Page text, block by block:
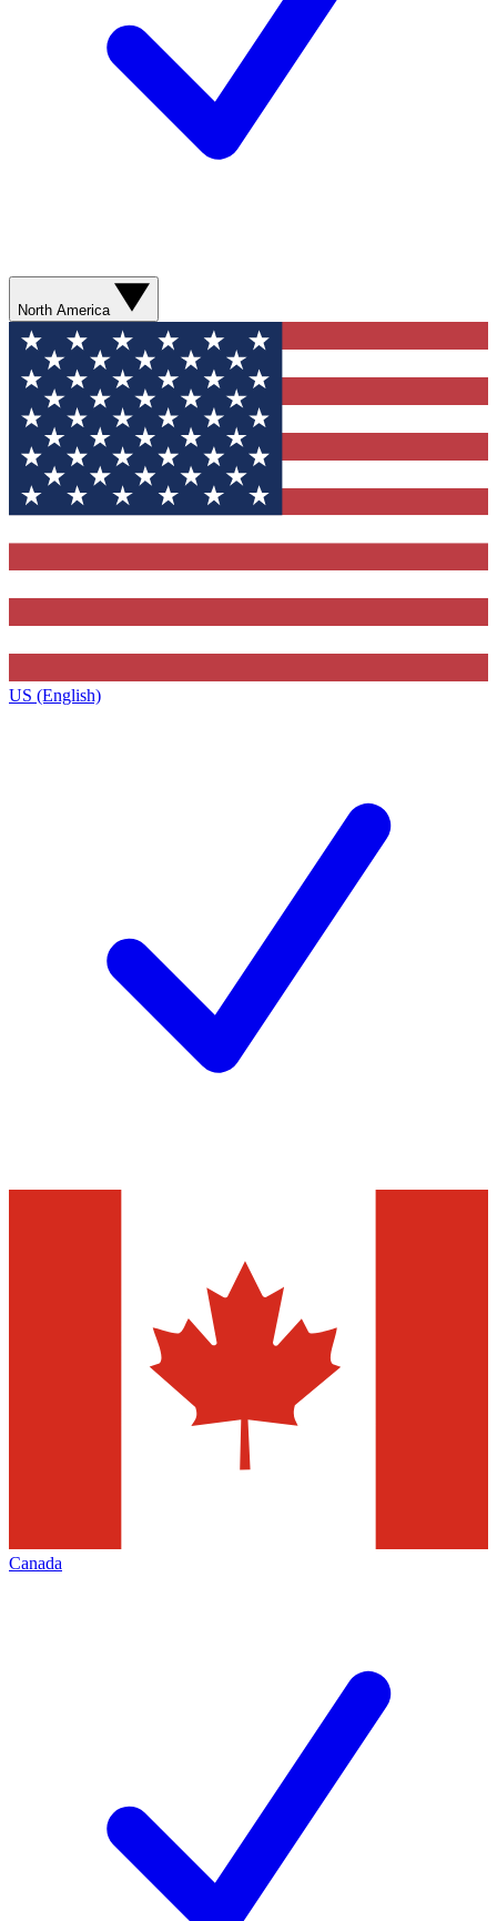
North America
US (English)
Canada